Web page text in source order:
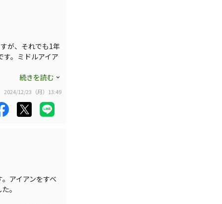
アン、ウェッジ
が、それでも1年
す。ミドルアイア
ップで、アイア
プが100円以上
とを期待してい
続きを読む
2024/12/23（月）13:49
アイアンをすべ
。